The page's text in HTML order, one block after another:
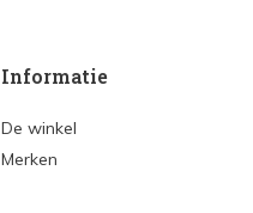
Informatie
De winkel
Merken